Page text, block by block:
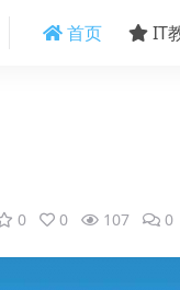
首页 IT
0 0 107 0